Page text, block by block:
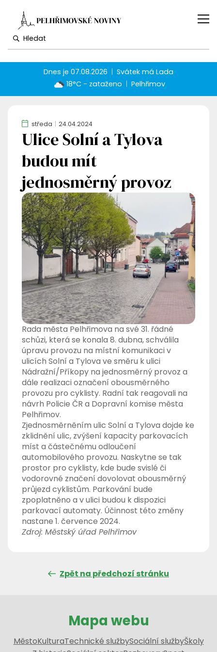
Dnes je07.08.2026 Svátek má Lada
18°C - zataženo
Pelhřimov
středa 24.04.2024
Ulice Solní a Tylova
budou mít
jednosměrný provoz
Rada města Pelhřimova na své 31. řádné
schůzi, která se konala 8. dubna, schválila
úpravu provozu na místní komunikaci v
ulicích Solní a Tylova ve směru k ulici
Nádražní/Příkopy na jednosměrný provoz a
dále realizaci označení obousměrného
provozu pro cyklisty. Radní tak reagovali na
návrh Policie ČR a Dopravní komise města
Pelhřimov.
Zjednosměrněním ulic Solní a Tylova dojde ke
zklidnění ulic, zvýšení kapacity parkovacích
míst a částečnému odloučení
automobilového provozu. Naskytne se tak
prostor pro cyklisty, kde bude svislé či
vodorovné značení dovolovat obousměrný
průjezd cyklistům. Parkování bude
zpoplatněno a v ulici budou k dispozici
parkovací automaty. Účinnost této změny
nastane 1. července 2024.
Zdroj: Městský úřad Pelhřimov
Zpět na předchozí stránku
Mapa webu
MěstoKulturaTechnické službySociální službyŠkoly